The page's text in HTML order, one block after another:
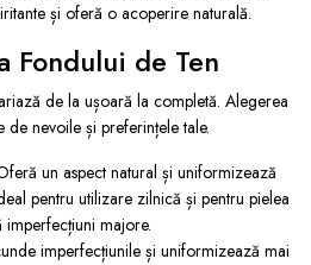
și oferă o acoperire naturală.
Fondului de Ten
de la ușoară la completă. Alegerea
nevoile și preferințele tale.
un aspect natural și uniformizează
pentru utilizare zilnică și pentru pielea
imperfecțiuni majore.
imperfecțiunile și uniformizează mai